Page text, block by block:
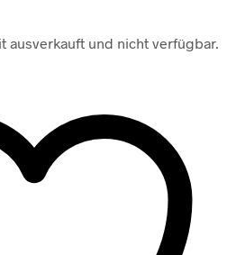
ausverkauft und nicht verfügbar.